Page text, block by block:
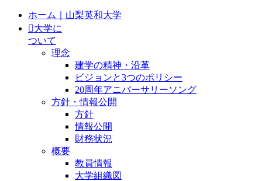
ホーム｜山梨英和大学
大学に
ついて
理念
建学の精神・沿革
ビジョンと3つのポリシー
20周年アニバーサリーソング
方針・情報公開
方針
情報公開
財務状況
概要
教員情報
大学組織図